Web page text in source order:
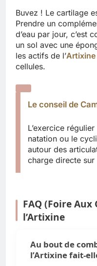
Buvez ! Le cartilage
Prendre un
d’eau par jour, c’est
un sol avec une
les actifs de l’Artixine
cellules.
Le conseil de
L’exercice
natation ou le
autour des
charge directe
FAQ (Foire
l’Artixine
Au bout de
l’Artixine fait-